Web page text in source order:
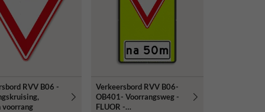
RVV B06 -
voorrang
Verkeersbord RVV B06-
OB401- Voorrangsweg -
FLUOR -